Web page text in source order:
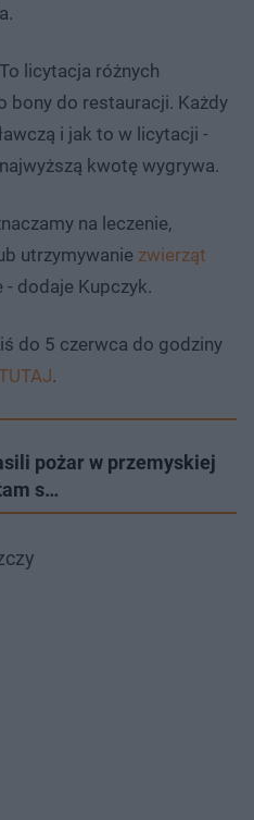
licytacja różnych
bony do restauracji. Każdy
i jak to w licytacji -
kwotę wygrywa.
na leczenie,
utrzymywanie zwierząt
dodaje Kupczyk.
do 5 czerwca do godziny
.
pożar w przemyskiej
s…